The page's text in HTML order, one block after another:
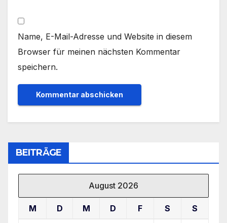
Name, E-Mail-Adresse und Website in diesem
Browser für meinen nächsten Kommentar
speichern.
BEITRÄGE
August 2026
M D M D F S S